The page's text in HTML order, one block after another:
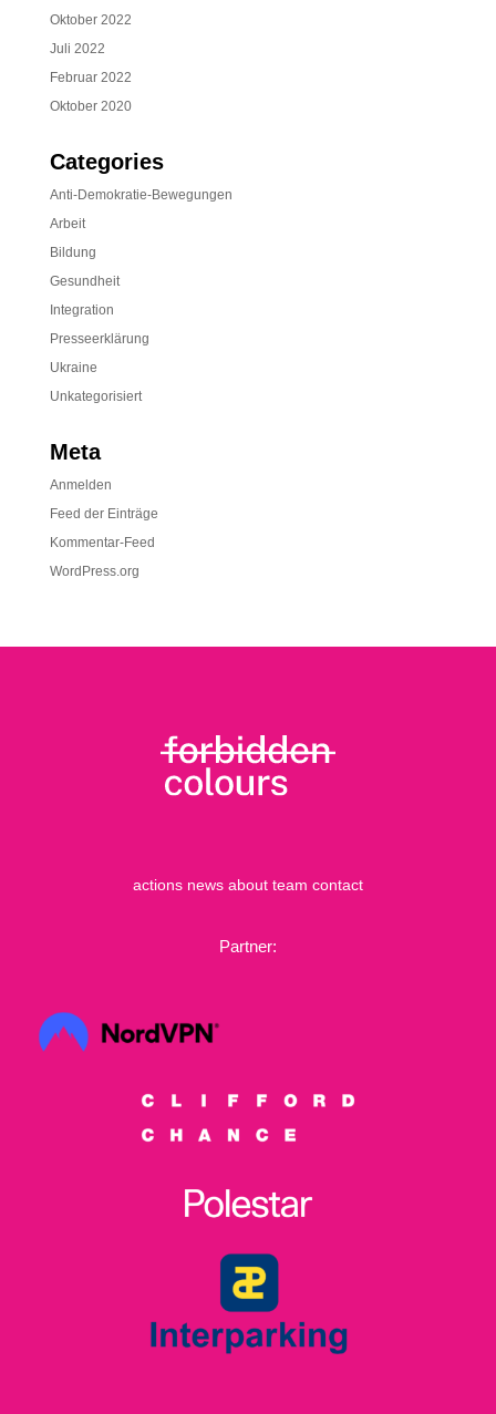
Oktober 2022
Juli 2022
Februar 2022
Oktober 2020
Categories
Anti-Demokratie-Bewegungen
Arbeit
Bildung
Gesundheit
Integration
Presseerklärung
Ukraine
Unkategorisiert
Meta
Anmelden
Feed der Einträge
Kommentar-Feed
WordPress.org
actions news about team contact
Partner: